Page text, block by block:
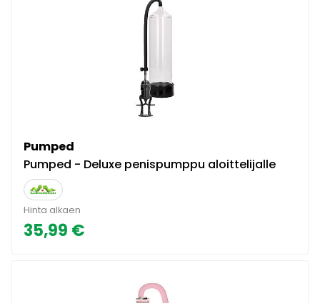
Pumped
Pumped - Deluxe penispumppu aloittelijalle
Hinta alkaen
35,99 €